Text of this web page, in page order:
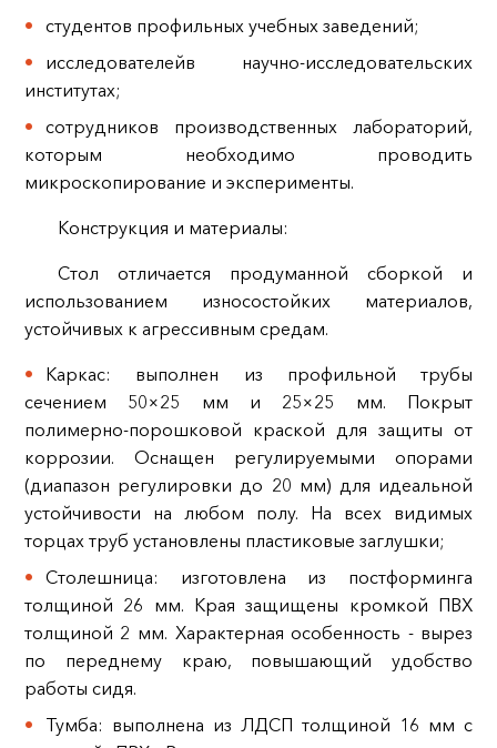
студентов профильных учебных заведений;
исследователейв научно-исследовательских
институтах;
сотрудников производственных лабораторий,
которым необходимо проводить
микроскопирование и эксперименты.
Конструкция и материалы:
Стол отличается продуманной сборкой и
использованием износостойких материалов,
устойчивых к агрессивным средам.
Каркас: выполнен из профильной трубы
сечением 50×25 мм и 25×25 мм. Покрыт
полимерно-порошковой краской для защиты от
коррозии. Оснащен регулируемыми опорами
(диапазон регулировки до 20 мм) для идеальной
устойчивости на любом полу. На всех видимых
торцах труб установлены пластиковые заглушки;
Столешница: изготовлена из постформинга
толщиной 26 мм. Края защищены кромкой ПВХ
толщиной 2 мм. Характерная особенность - вырез
по переднему краю, повышающий удобство
работы сидя.
Тумба: выполнена из ЛДСП толщиной 16 мм с